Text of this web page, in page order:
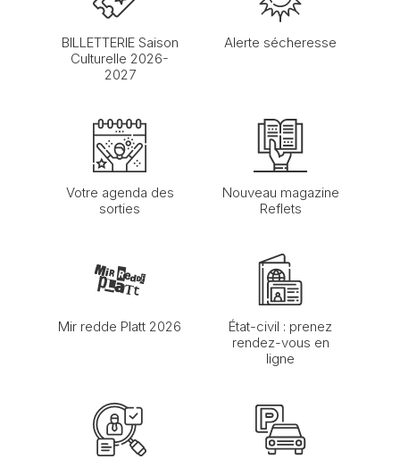
BILLETTERIE Saison
Culturelle 2026-
2027
Alerte sécheresse
Votre agenda des
sorties
Nouveau magazine
Reflets
Mir redde Platt 2026
État-civil : prenez
rendez-vous en
ligne